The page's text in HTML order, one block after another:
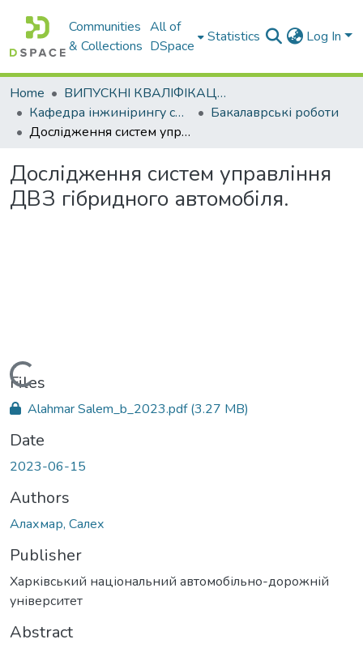
Communities
& Collections
All of
DSpace
Statistics Log In
Home
ВИПУСКНІ КВАЛІФІКАЦІЙНІ РОБОТИ
Кафедра інжинірингу систем автомобільного транспорту
Бакалаврські роботи
Дослідження систем управління ДВЗ гібридного автомобіля.
Дослідження систем управління
ДВЗ гібридного автомобіля.
Loading...
Files
Alahmar Salem_b_2023.pdf(3.27 MB)
Date
2023-06-15
Authors
Алахмар, Салех
Publisher
Харківський національний автомобільно-дорожній
університет
Abstract